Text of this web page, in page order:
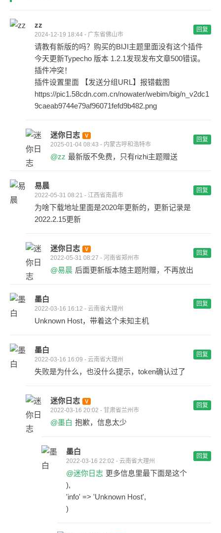
zz
2024-12-19 18:44 - 广东省佛山市
回复
请教有新版的吗？购买的BIJI主题里面没有这个插件
今天更新Typecho 版本 1.2.1发现发布文章500错误。
插件冲突！
插件设置里面 【发送分组URL】报错截图
https://pic1.58cdn.com.cn/nowater/webim/big/n_v2dc1
9caeab9744e79af96071fefd9b482.png
迷你日志
2025-01-04 08:43 - 内蒙古呼和浩特市
回复
@zz 最新版不免费，只有rizhi主题赠送
易晨
2022-05-31 08:21 - 江西省南昌市
回复
为啥下载地址里面是2020年更新的，更新记录是
2022.2.15更新
迷你日志
2022-05-31 08:27 - 河南省郑州市
回复
@易晨 后面更新版本随主题附赠，不再放出
墨白
2022-03-16 16:12 - 云南省大理州
回复
Unknown Host，带着这个未知主机
墨白
2022-03-16 16:09 - 云南省大理州
回复
失败是为什么，也没什么提示，token确认过了
迷你日志
2022-03-16 20:02 - 甘肃省兰州市
回复
@墨白 抱歉，信息太少
墨白
2022-03-16 22:02 - 云南省大理州
回复
@迷你日志 更多信息里最下面是这个
),
'info' => 'Unknown Host',
)